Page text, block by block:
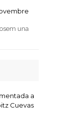
una
a
Cuevas